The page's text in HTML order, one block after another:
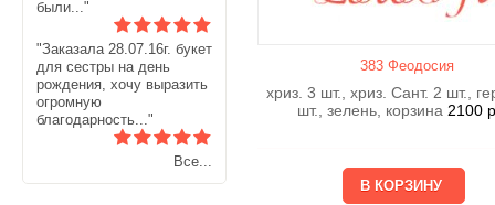
были..."
"Заказала 28.07.16г. букет
для сестры на день
рождения, хочу выразить
огромную
благодарность..."
Все...
383 Феодосия
хриз. 3 шт., хриз. Сант. 2 шт.,
шт., зелень, корзина 2100